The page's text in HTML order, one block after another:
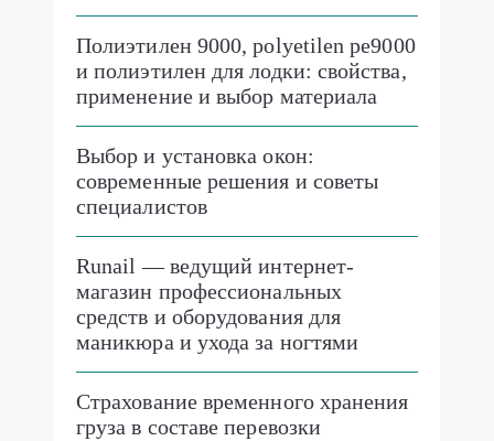
Полиэтилен 9000, polyetilen pe9000
и полиэтилен для лодки: свойства,
применение и выбор материала
Выбор и установка окон:
современные решения и советы
специалистов
Runail — ведущий интернет-
магазин профессиональных
средств и оборудования для
маникюра и ухода за ногтями
Страхование временного хранения
груза в составе перевозки